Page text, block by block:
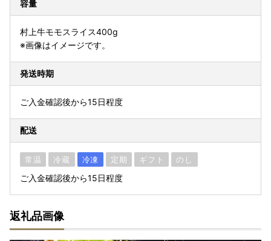
容量
村上牛モモスライス400g
※画像はイメージです。
発送時期
ご入金確認後から15日程度
配送
常温 冷蔵 冷凍 定期 ギフト のし
ご入金確認後から15日程度
返礼品画像